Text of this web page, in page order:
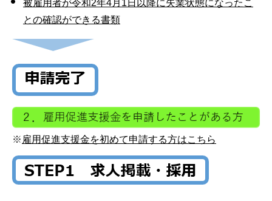
被雇用者が令和2年4月1日以降に失業状態になったこ
との確認ができる書類
※ 雇用促進支援金を初めて申請する方はこちら